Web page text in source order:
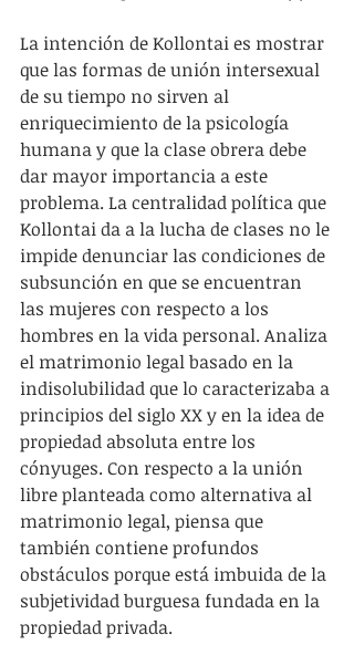
La intención de Kollontai es mostrar
que las formas de unión intersexual
de su tiempo no sirven al
enriquecimiento de la psicología
humana y que la clase obrera debe
dar mayor importancia a este
problema. La centralidad política que
Kollontai da a la lucha de clases no le
impide denunciar las condiciones de
subsunción en que se encuentran
las mujeres con respecto a los
hombres en la vida personal. Analiza
el matrimonio legal basado en la
indisolubilidad que lo caracterizaba a
principios del siglo XX y en la idea de
propiedad absoluta entre los
cónyuges. Con respecto a la unión
libre planteada como alternativa al
matrimonio legal, piensa que
también contiene profundos
obstáculos porque está imbuida de la
subjetividad burguesa fundada en la
propiedad privada.